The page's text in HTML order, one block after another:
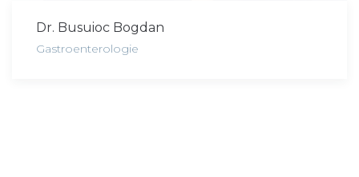
Dr. Busuioc Bogdan
Gastroenterologie